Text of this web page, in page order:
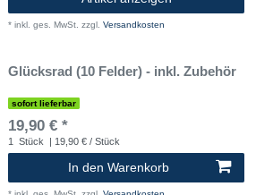
* inkl. ges. MwSt. zzgl. Versandkosten
Glücksrad (10 Felder) - inkl. Zubehör
sofort lieferbar
19,90 € *
1 Stück | 19,90 € / Stück
In den Warenkorb